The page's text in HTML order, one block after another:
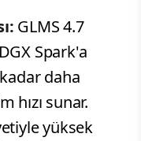
GLMS 4.7
Spark'a
daha
hızı sunar.
yüksek